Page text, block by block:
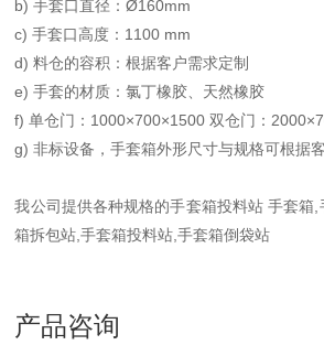
b) 手套口直径：Ø160mm
c) 手套口高度：1100 mm
d) 料仓的容积：根据客户需求定制
e) 手套的材质：氯丁橡胶、天然橡胶
f) 单仓门：1000×700×1500 双仓门：
g) 非标设备，手套箱外形尺寸与规格可根据
我公司提供各种规格的手套箱投料站 手套箱
箱拆包站,手套箱投料站,手套箱倒袋站
产品咨询